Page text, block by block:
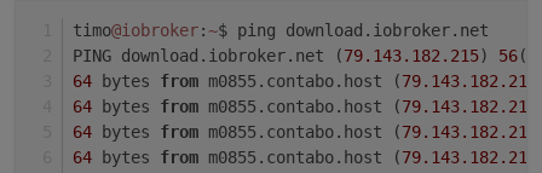
timo@iobroker:~$ ping download.iobroker.net
PING download.iobroker.net (79.143.182.215) 56(
64 bytes from m0855.contabo.host (79.143.182.215
64 bytes from m0855.contabo.host (79.143.182.215
64 bytes from m0855.contabo.host (79.143.182.215
64 bytes from m0855.contabo.host (79.143.182.215